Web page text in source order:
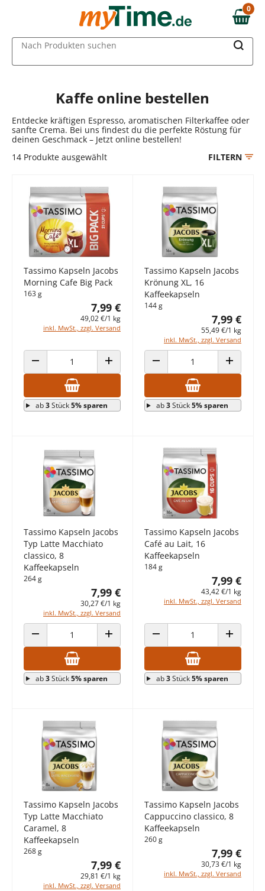
Zum Hauptinhalt springen
Zur Navigation springen
Zur Suche springen
0,00 €
0
Nach Produkten suchen
Kaffe online bestellen
Entdecke kräftigen Espresso, aromatischen Filterkaffee oder
sanfte Crema. Bei uns findest du die perfekte Röstung für
deinen Geschmack – Jetzt online bestellen!
14 Produkte ausgewählt FILTERN
Tassimo Kapseln Jacobs
Morning Cafe Big Pack
163 g
7,99 €
49,02 €/1 kg
inkl. MwSt., zzgl. Versand
ANZAHL VERRINGERN ANZAHL ERHÖHEN
ab3Stück5% sparen
Tassimo Kapseln Jacobs
Krönung XL, 16
Kaffeekapseln
144 g
7,99 €
55,49 €/1 kg
inkl. MwSt., zzgl. Versand
ANZAHL VERRINGERN ANZAHL
ab3Stück5% sparen
Tassimo Kapseln Jacobs
Typ Latte Macchiato
classico, 8
Kaffeekapseln
264 g
7,99 €
30,27 €/1 kg
inkl. MwSt., zzgl. Versand
ANZAHL VERRINGERN ANZAHL ERHÖHEN
ab3Stück5% sparen
Tassimo Kapseln Jacobs
Café au Lait, 16
Kaffeekapseln
184 g
7,99 €
43,42 €/1 kg
inkl. MwSt., zzgl. Versand
ANZAHL VERRINGERN ANZAHL
ab3Stück5% sparen
Tassimo Kapseln Jacobs
Typ Latte Macchiato
Caramel, 8
Kaffeekapseln
268 g
7,99 €
29,81 €/1 kg
inkl. MwSt., zzgl. Versand
Tassimo Kapseln Jacobs
Cappuccino classico, 8
Kaffeekapseln
260 g
7,99 €
30,73 €/1 kg
inkl. MwSt., zzgl. Versand